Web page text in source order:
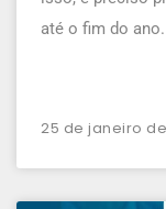
até o fim do ano.
25 de janeiro de